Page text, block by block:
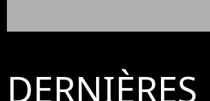
DERNIÈRES